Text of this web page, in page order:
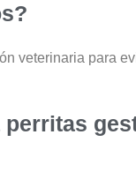
veterinaria para
perritas